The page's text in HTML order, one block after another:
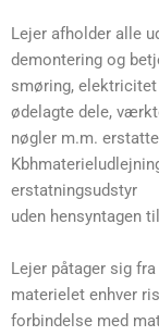
Lejer afholder alle
demontering og
smøring,
ødelagte dele,
nøgler m.m.
erstatningsudstyr
uden hensyntagen
Lejer påtager sig
materielet enhver
forbindelse med